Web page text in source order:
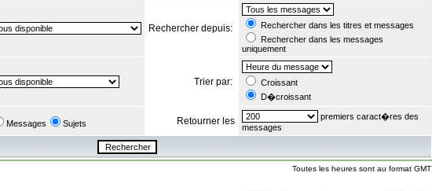
Rechercher depuis:
Rechercher dans les titres et messages
Rechercher dans les messages
uniquement
Trier par:
Croissant
D�croissant
Messages Sujets Retourner les
premiers caract�res des
messages
Toutes les heures sont au format GMT